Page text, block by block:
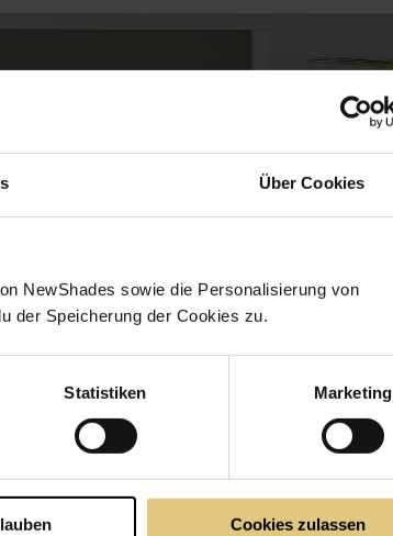
Über Cookies
NewShades sowie die Personalisierung von
der Speicherung der Cookies zu.
Statistiken Marketing
Cookies zulassen